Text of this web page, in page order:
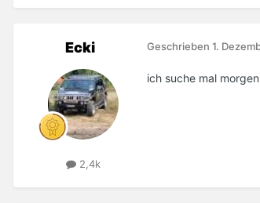
Ecki
2,4k
Geschrieben 1.
ich suche mal